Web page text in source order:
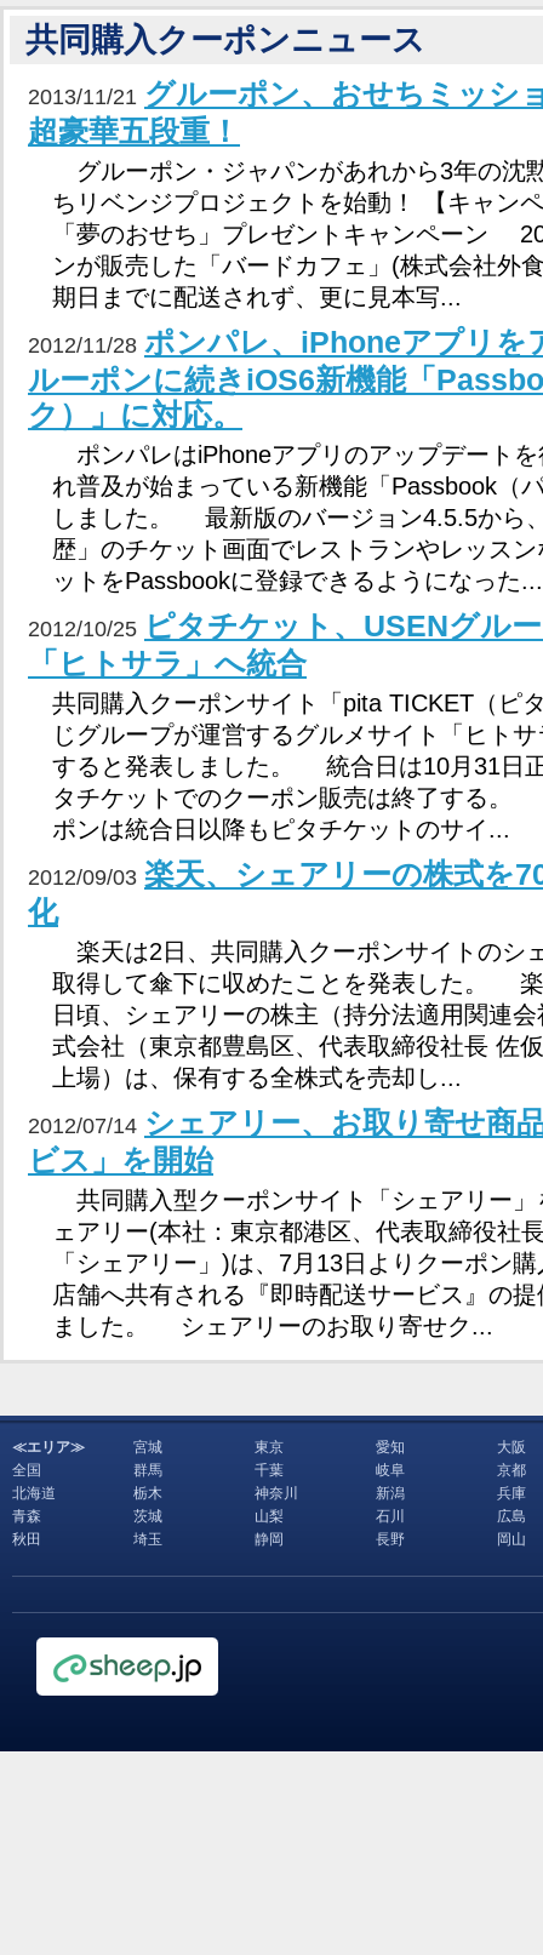
共同購入クーポンニュース
2013/11/21 グルーポン、おせちミッシ
超豪華五段重！
グルーポン・ジャパンがあれから3年の沈
ちリベンジプロジェクトを始動！ 【キャン
「夢のおせち」プレゼントキャンペーン
ンが販売した「バードカフェ」(株式会社外
期日までに配送されず、更に見本写...
2012/11/28 ポンパレ、iPhoneアプリを
ルーポンに続きiOS6新機能「
ク）」に対応。
ポンパレはiPhoneアプリのアップデート
れ普及が始まっている新機能「Passbook（
しました。 最新版のバージョン4.5.5から
歴」のチケット画面でレストランやレッス
ットをPassbookに登録できるようになった...
2012/10/25 ピタチケット、USENグル
「ヒトサラ」へ統合
共同購入クーポンサイト「pita TICKET（ピ
じグループが運営するグルメサイト「ヒト
すると発表しました。 統合日は10月31日
タチケットでのクーポン販売は終了する。
ポンは統合日以降もピタチケットのサイ...
2012/09/03 楽天、シェアリーの株式を
化
楽天は2日、共同購入クーポンサイトのシ
取得して傘下に収めたことを発表した。
日頃、シェアリーの株主（持分法適用関連
式会社（東京都豊島区、代表取締役社長 佐
上場）は、保有する全株式を売却し...
2012/07/14 シェアリー、お取り寄せ商
ビス」を開始
共同購入型クーポンサイト「シェアリー
ェアリー(本社：東京都港区、代表取締役社
「シェアリー」)は、7月13日よりクーポン
店舗へ共有される『即時配送サービス』の
ました。 シェアリーのお取り寄せク...
≪エリア≫
全国
北海道
青森
秋田
宮城
群馬
栃木
茨城
埼玉
東京
千葉
神奈川
山梨
静岡
愛知
岐阜
新潟
石川
長野
大阪
京都
兵庫
広島
岡山